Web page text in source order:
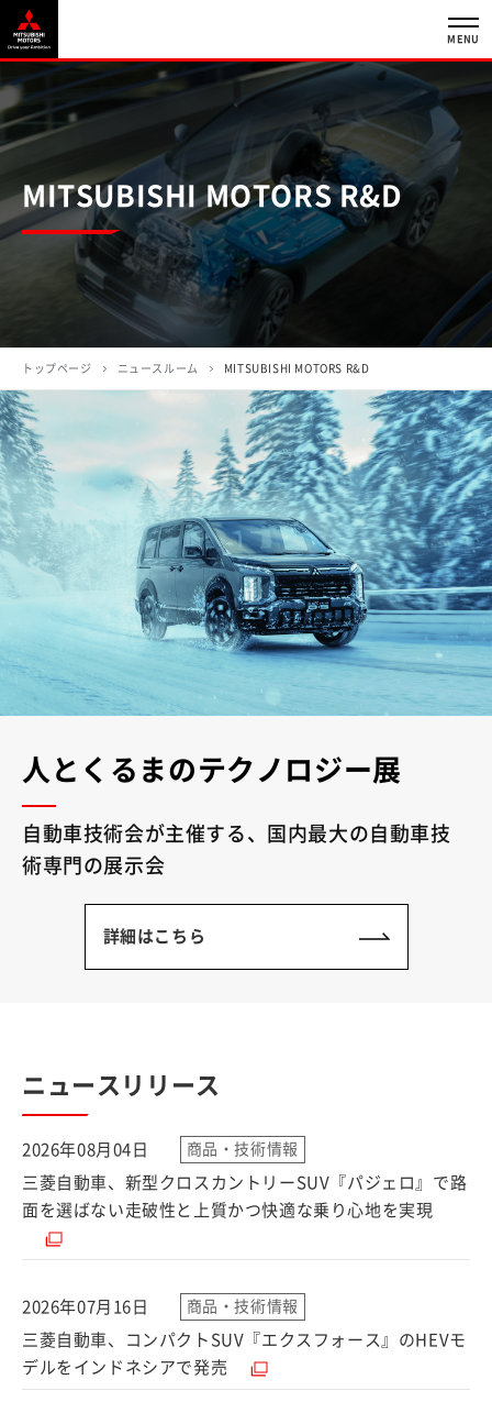
MENU
MITSUBISHI MOTORS R&D
トップページ ニュースルーム MITSUBISHI MOTORS R&D
人とくるまのテクノロジー展
自動車技術会が主催する、国内最大の自動車技
術専門の展示会
詳細はこちら
ニュースリリース
2026年08月04日 商品・技術情報
三菱自動車、新型クロスカントリーSUV『パジェロ』で路
面を選ばない走破性と上質かつ快適な乗り心地を実現
2026年07月16日 商品・技術情報
三菱自動車、コンパクトSUV『エクスフォース』のHEVモ
デルをインドネシアで発売 （別ウィンドウで開く）